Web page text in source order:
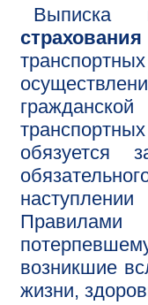
Выписка
страхования
обязуется
возникшие
жизни,